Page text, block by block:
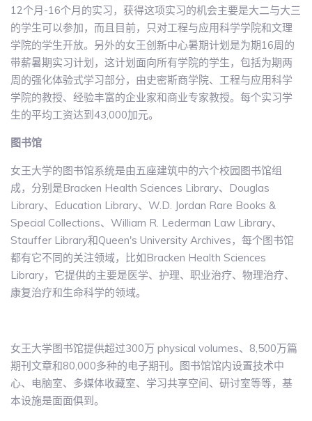
12个月-16个月的实习，获得这项实习的机会主要是大二与大三
的学生可以参加，而且目前，只对工程与应用科学学院和文理
学院的学生开放。另外的女王创新中心暑期计划是为期16周的
带薪暑期实习计划，这计划面向所有学院的学生，包括为期两
周的强化体验式学习部分，由史密斯商学院、工程与应用科学
学院的教授、经验丰富的企业家和商业专家教授。每个实习学
生的平均工资达到43,000加元。
图书馆
女王大学的图书馆系统是由五座建筑中的六个校园图书馆组
成，分别是Bracken Health Sciences Library、Douglas
Library、Education Library、W.D. Jordan Rare Books &
Special Collections、William R. Lederman Law Library、
Stauffer Library和Queen's University Archives，每个图书馆
都有它不同的关注领域，比如Bracken Health Sciences
Library，它提供的主要是医学、护理、职业治疗、物理治疗、
康复治疗和生命科学的领域。
女王大学图书馆提供超过300万 physical volumes、8,500万篇
期刊文章和80,000多种的电子期刊。图书馆馆内设置技术中
心、电脑室、多媒体收藏室、学习共享空间、研讨室等等，基
本设施是面面俱到。